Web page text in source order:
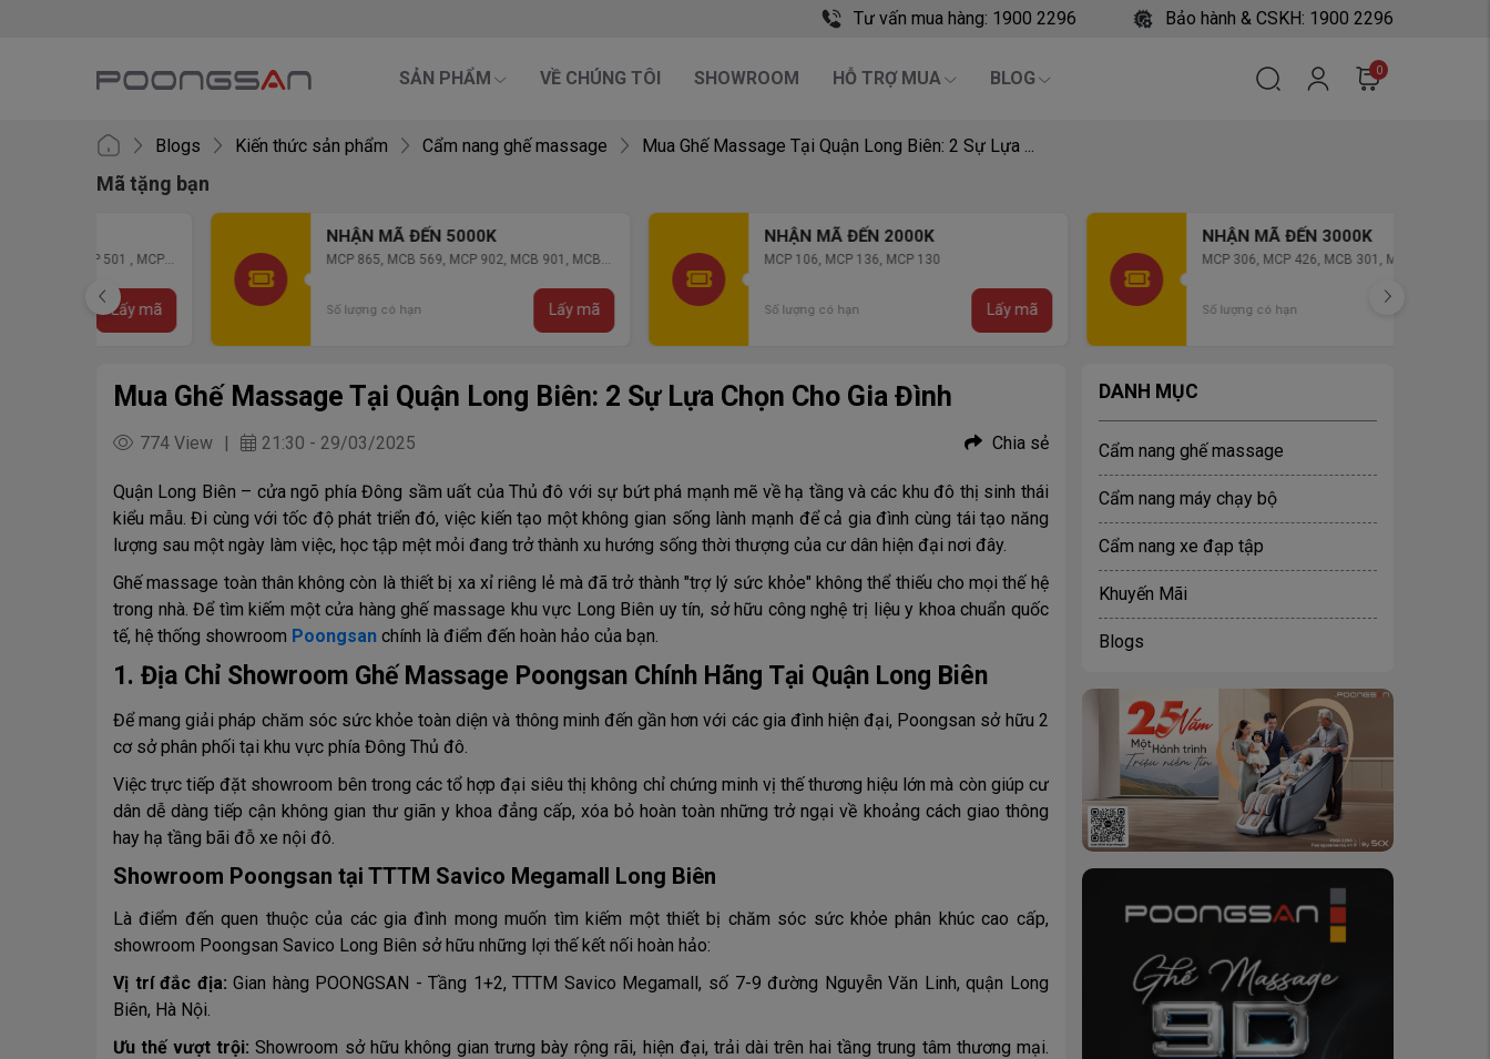
Tư vấn mua hàng: 1900 2296 Bảo hành & CSKH: 1900 2296
SẢN PHẨM VỀ CHÚNG TÔI SHOWROOM HỖ TRỢ MUA BLOG 0
Blogs Kiến thức sản phẩm Cẩm nang ghế massage Mua Ghế Massage Tại Quận Long Biên: 2 Sự Lựa ...
Mã tặng bạn
NHẬN MÃ ĐẾN 5000K
MCP 865, MCB 569, MCP 902, MCB 901, MCB
903, MCB 904
Số lượng có hạn
NHẬN MÃ ĐẾN 2000K
MCP 106, MCP 136, MCP 130
Số lượng có hạn
NHẬN MÃ ĐẾN 3000K
MCP 306, MCP 426, MCB 301, MCP 501 , MCP
279
Số lượng có hạn
Mua Ghế Massage Tại Quận Long Biên: 2 Sự Lựa Chọn Cho Gia Đình
774 View 21:30 - 29/03/2025 Chia sẻ
Quận Long Biên – cửa ngõ phía Đông sầm uất của Thủ đô với sự bứt phá mạnh mẽ về hạ tầng và các khu đô thị sinh thái
kiểu mẫu. Đi cùng với tốc độ phát triển đó, việc kiến tạo một không gian sống lành mạnh để cả gia đình cùng tái tạo năng
lượng sau một ngày làm việc, học tập mệt mỏi đang trở thành xu hướng sống thời thượng của cư dân hiện đại nơi đây.
Ghế massage toàn thân không còn là thiết bị xa xỉ riêng lẻ mà đã trở thành "trợ lý sức khỏe" không thể thiếu cho mọi thế hệ
trong nhà. Để tìm kiếm một cửa hàng ghế massage khu vực Long Biên uy tín, sở hữu công nghệ trị liệu y khoa chuẩn quốc
tế, hệ thống showroom Poongsan chính là điểm đến hoàn hảo của bạn.
1. Địa Chỉ Showroom Ghế Massage Poongsan Chính Hãng Tại Quận Long Biên
Để mang giải pháp chăm sóc sức khỏe toàn diện và thông minh đến gần hơn với các gia đình hiện đại, Poongsan sở hữu 2
cơ sở phân phối tại khu vực phía Đông Thủ đô.
Việc trực tiếp đặt showroom bên trong các tổ hợp đại siêu thị không chỉ chứng minh vị thế thương hiệu lớn mà còn giúp cư
dân dễ dàng tiếp cận không gian thư giãn y khoa đẳng cấp, xóa bỏ hoàn toàn những trở ngại về khoảng cách giao thông
hay hạ tầng bãi đỗ xe nội đô.
Showroom Poongsan tại TTTM Savico Megamall Long Biên
Là điểm đến quen thuộc của các gia đình mong muốn tìm kiếm một thiết bị chăm sóc sức khỏe phân khúc cao cấp,
showroom Poongsan Savico Long Biên sở hữu những lợi thế kết nối hoàn hảo:
Vị trí đắc địa:Gian hàng POONGSAN - Tầng 1+2, TTTM Savico Megamall, số 7-9 đường Nguyễn Văn Linh, quận Long
Biên, Hà Nội.
Ưu thế vượt trội:Showroom sở hữu không gian trưng bày rộng rãi, hiện đại, trải dài trên hai tầng trung tâm thương mại.
DANH MỤC
Cẩm nang ghế massage
Cẩm nang máy chạy bộ
Cẩm nang xe đạp tập
Khuyến Mãi
Blogs